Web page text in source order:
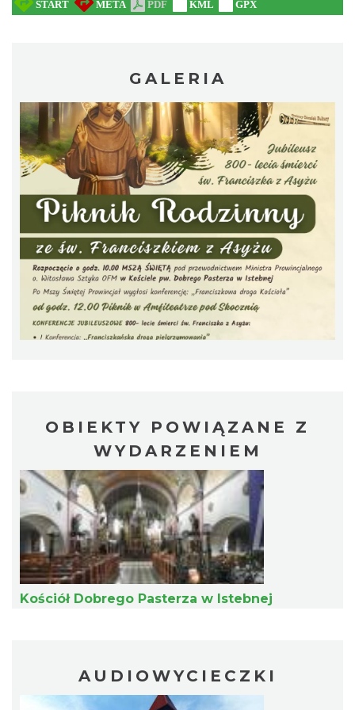
Warsztaty edukacyjne dla dzieci - owady i
spółka
Szczyrk
2026-08-22
Wakacyjna Potańcówka na Czantorii
Dotknij Tradycji - lato w Gminie Brenna
Brenna
15.74 km
GALERIA
OBIEKTY POWIĄZANE Z
WYDARZENIEM
Kościół Dobrego Pasterza w Istebnej
AUDIOWYCIECZKI